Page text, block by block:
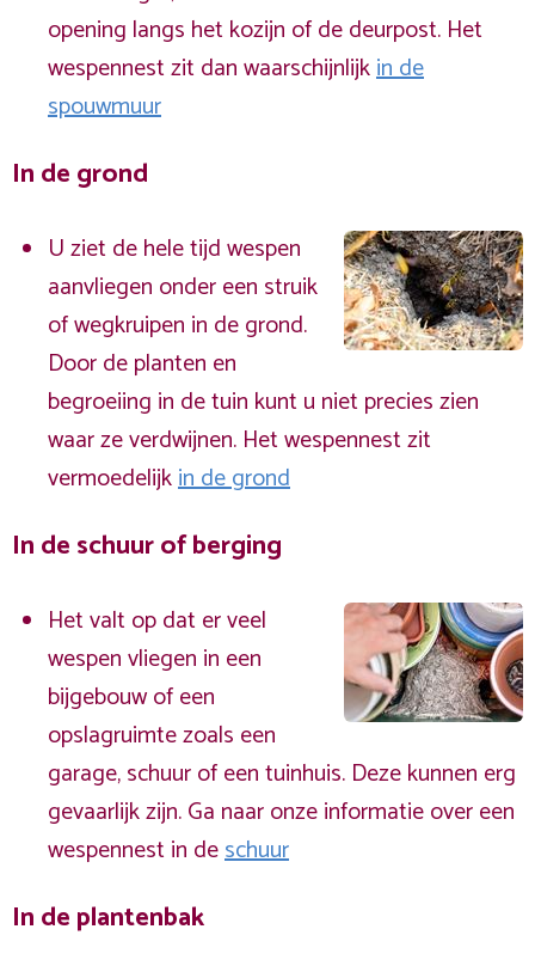
opening langs het kozijn of de deurpost. Het
wespennest zit dan waarschijnlijkin de
spouwmuur
In de grond
U ziet de hele tijd wespen
aanvliegen onder een struik
of wegkruipen in de grond.
Door de planten en
begroeiing in de tuin kunt u niet precies zien
waar ze verdwijnen. Het wespennest zit
vermoedelijkin de grond
In de schuur of berging
Het valt op dat er veel
wespen vliegen in een
bijgebouw of een
opslagruimte zoals een
garage, schuur of een tuinhuis. Deze kunnen erg
gevaarlijk zijn. Ga naar onze informatie over een
wespennest in deschuur
In de plantenbak